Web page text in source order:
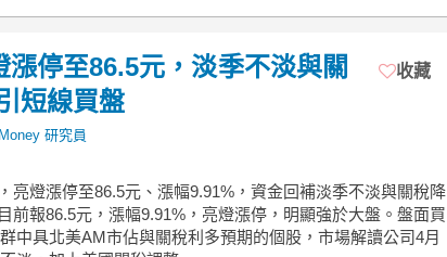
漲停至86.5元，淡季不淡與關
短線買盤
研究員
收藏
亮燈漲停至86.5元、漲幅9.91%，資金回補淡季不淡與關稅降
前報86.5元，漲幅9.91%，亮燈漲停，明顯強於大盤。盤面買
中具北美AM市佔與關稅利多預期的個股，市場解讀公司4月